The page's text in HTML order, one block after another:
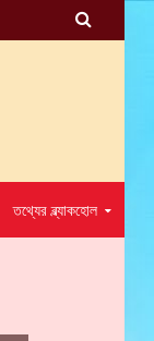

তথ্যের ব্ল্যাকহোল